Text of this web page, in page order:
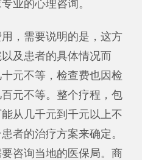
业的心理咨询。
，需要说明的是，这方
及患者的具体情况而
元不等，检查费也因检
元不等。整个疗程，包
从几千元到千元以上不
者的治疗方案来确定。
咨询当地的医保局。商